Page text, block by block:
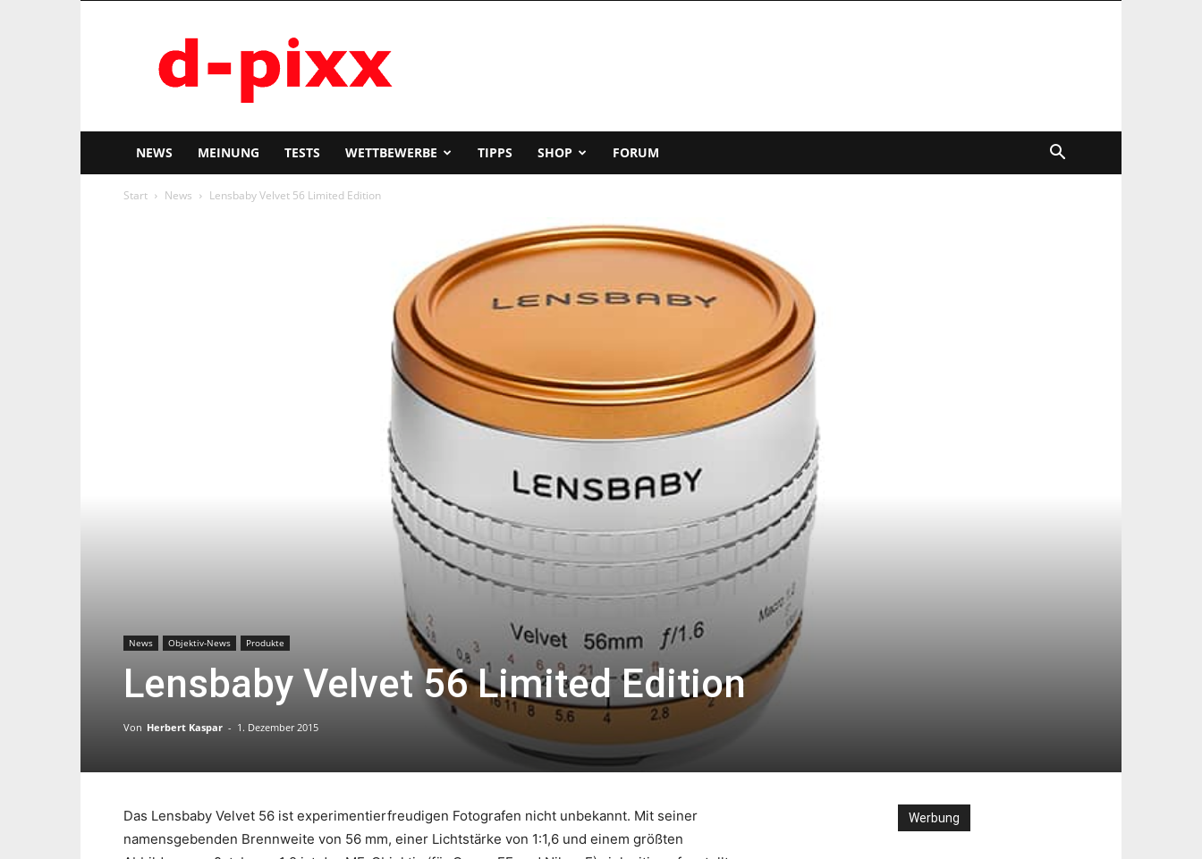
pixx
NEWS MEINUNG TESTS WETTBEWERBE TIPPS SHOP FORUM
Start News Lensbaby Velvet 56 Limited Edition
News Objektiv-News Produkte
Lensbaby Velvet 56 Limited Edition
Von Herbert Kaspar - 1. Dezember 2015
Das Lensbaby Velvet 56 ist experimentierfreudigen Fotografen nicht unbekannt. Mit seiner
namensgebenden Brennweite von 56 mm, einer Lichtstärke von 1:1,6 und einem größten
Werbung